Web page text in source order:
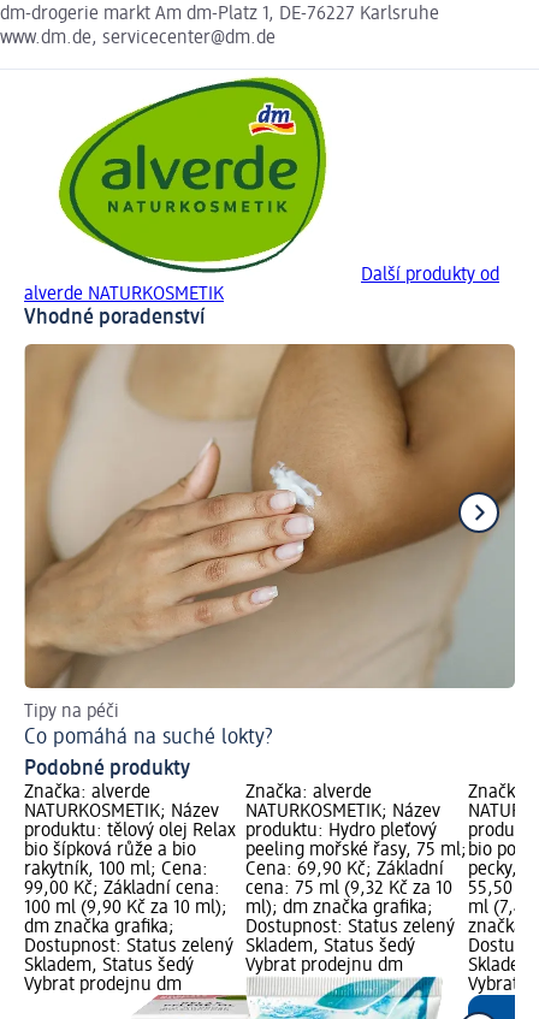
dm-drogerie markt Am dm-Platz 1, DE-76227 Karlsruhe
www.dm.de, servicecenter@dm.de
Další produkty od
alverde NATURKOSMETIK
Vhodné poradenství
Tipy na péči
Co pomáhá na suché lokty?
Podobné produkty
Značka: alverde
NATURKOSMETIK; Název
produktu: tělový olej Relax
bio šípková růže a bio
rakytník, 100 ml; Cena:
99,00 Kč; Základní cena:
100 ml (9,90 Kč za 10 ml);
dm značka grafika;
Dostupnost: Status zelený
Skladem, Status šedý
Vybrat prodejnu dm
Značka: alverde
NATURKOSMETIK; Název
produktu: Hydro pleťový
peeling mořské řasy, 75 ml;
Cena: 69,90 Kč; Základní
cena: 75 ml (9,32 Kč za 10
ml); dm značka grafika;
Dostupnost: Status zelený
Skladem, Status šedý
Vybrat prodejnu dm
Značka:
bio
pecky,
55,50
ml (7,40
značka
Vybrat